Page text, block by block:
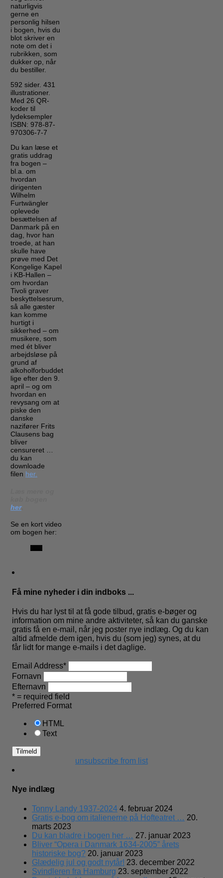
naturligvis
gerne en
personlig hilsen
i bogen, hvis du
blot skriver en
note om det i
rubrikken, som
dukker op, når
du bestiller.
592 sider. 431
illustrationer.
Med 26 QR-
koder til
lydeksempler
ISBN: 978-87-
970306-7-7
Du kan læse et
gratis uddrag
fra bogen –
bl.a. om
hvordan
dirigenten
Wilhelm
Furtwängler
oplevede
besættelsen af
Danmark på en
dag, hvor han
troede, at han
skulle have
prøve med Det
Kongelige Kapel
i KB-Hallen –
om hvordan
Tivoli graver
beskyttelsesrum,
så alle gæster
kan komme
hurtigt i
sikkerhed – om
musikere, som
med ét bliver
arbejdsløse på
grund af
alkoholforbuddet
lige efter den 9.
april – og om
hvordan en
revysang om at
piske den
danske
nazifører Frits
Clausens bag
bliver
censureret …
du kan
downloade
filen her.
her.
Se en kort video
om bogen her:
Få mine nyheder i din indboks ...
Hvis du har lyst til at få gode tilbud, gratis e-bøger og
information om mine andre aktiviteter, så kan du ganske
gratis få en e-mail, når jeg poster nye indlæg. Og du kan
altid afmelde dem igen, hvis du (som jeg) synes, at du
får lidt for mange e-mails i det daglige.
Email Address*
Fornavn
Efternavn
* = required field
Preferred Format
HTML
Text
unsubscribe from list
Nye indlæg
Tonny Landy 1937-2024 4. februar 2024
Gratis e-bog om italienerne på Hofteatret … 20.
marts 2023
Du kan bladre i bogen her … 27. januar 2023
Bliver “Opera i Danmark 1634-2005” årets
historiske bog? 20. januar 2023
Glædelig jul og godt nytår! 23. december 2022
Svindleren fra Hamburg 23. september 2022